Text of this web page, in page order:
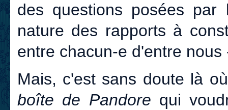
des questions posées par
nature des rapports à
entre chacun-e d'entre
Mais, c'est sans doute là
boîte de Pandore qui